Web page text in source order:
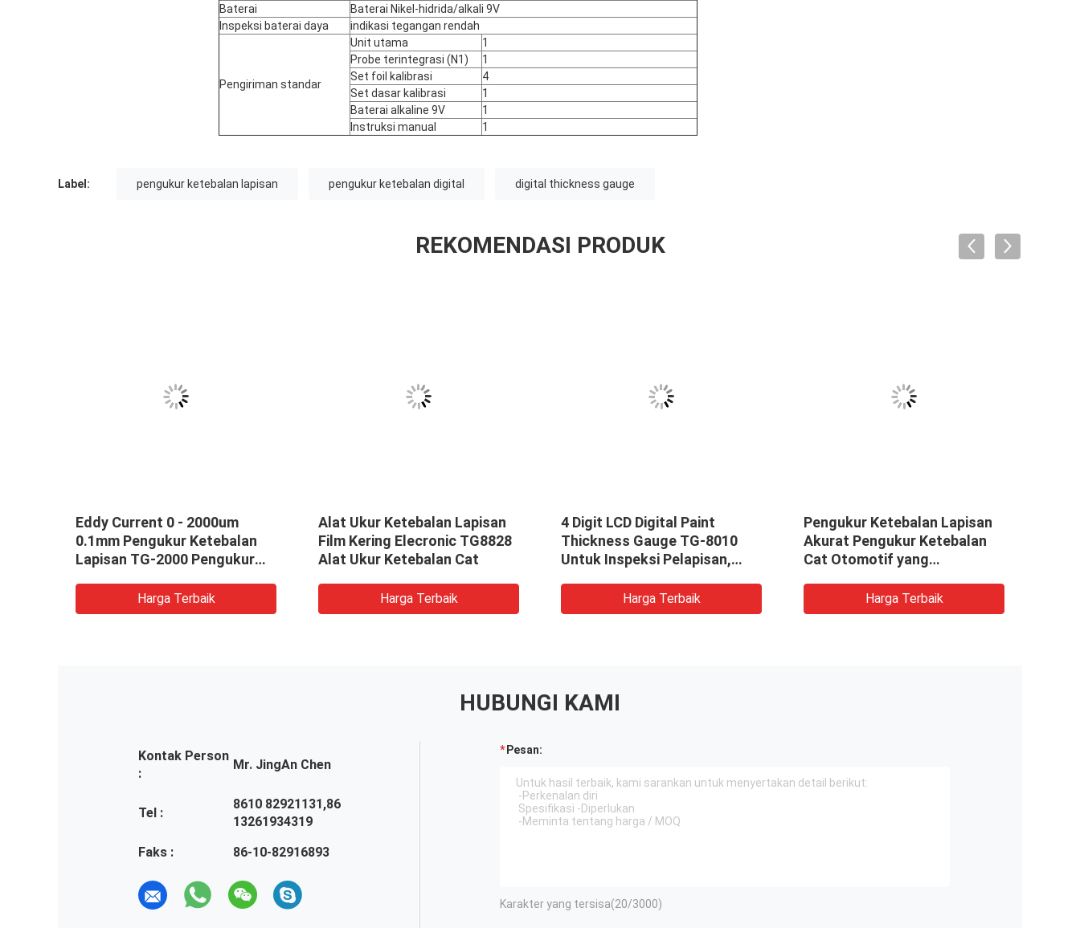
Baterai
Baterai Nikel-hidrida/alkali 9V
Inspeksi baterai daya
indikasi tegangan rendah
Pengiriman standar
Unit utama
1
Probe terintegrasi (N1)
1
Set foil kalibrasi
4
Set dasar kalibrasi
1
Baterai alkaline 9V
1
Instruksi manual
1
Label: pengukur ketebalan lapisan pengukur ketebalan digital digital thickness gauge
REKOMENDASI PRODUK
Eddy Current 0 - 2000um
0.1mm Pengukur Ketebalan
Lapisan TG-2000 Pengukur
Harga Terbaik
Alat Ukur Ketebalan Lapisan
Film Kering Elecronic TG8828
Alat Ukur Ketebalan Cat
Harga Terbaik
4 Digit LCD Digital Paint
Thickness Gauge TG-8010
Untuk Inspeksi Pelapisan,
Harga Terbaik
Pengukur Ketebalan Lapisan
Akurat Pengukur Ketebalan
Cat Otomotif yang
Harga Terbaik
HUBUNGI KAMI
Kontak Person
:
Mr. JingAn Chen
Tel :
8610 82921131,86
13261934319
Faks :
86-10-82916893
Pesan:
Karakter yang tersisa(20/3000)